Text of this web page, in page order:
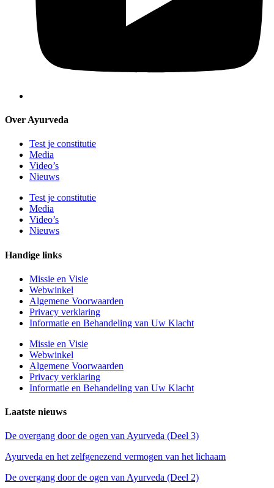
Over Ayurveda
Test je constitutie
Media
Video’s
Nieuws
Test je constitutie
Media
Video’s
Nieuws
Handige links
Missie en Visie
Webwinkel
Algemene Voorwaarden
Privacy verklaring
Informatie en Behandeling van Uw Klacht
Missie en Visie
Webwinkel
Algemene Voorwaarden
Privacy verklaring
Informatie en Behandeling van Uw Klacht
Laatste nieuws
De overgang door de ogen van Ayurveda (Deel 3)
Ayurveda en het zelfgenezend vermogen van het lichaam
De overgang door de ogen van Ayurveda (Deel 2)